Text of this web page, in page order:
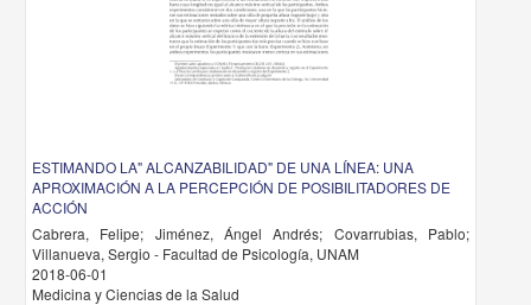
ESTIMANDO LA" ALCANZABILIDAD" DE UNA LÍNEA: UNA
APROXIMACIÓN A LA PERCEPCIÓN DE POSIBILITADORES DE
ACCIÓN
Cabrera, Felipe; Jiménez, Ángel Andrés; Covarrubias, Pablo;
Villanueva, Sergio - Facultad de Psicología, UNAM
2018-06-01
Medicina y Ciencias de la Salud